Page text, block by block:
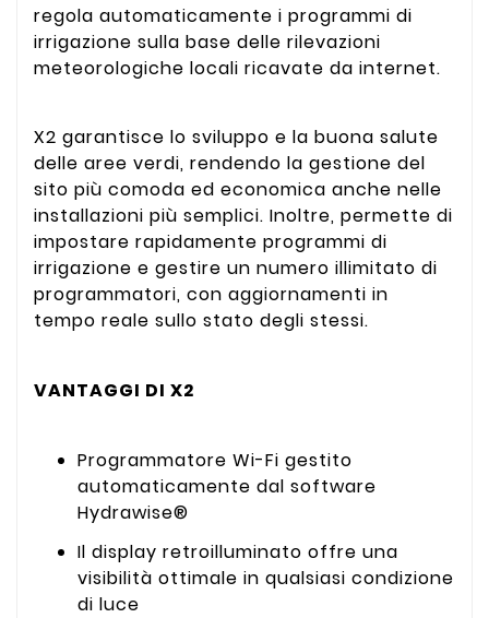
regola automaticamente i programmi di
irrigazione sulla base delle rilevazioni
meteorologiche locali ricavate da internet.
X2 garantisce lo sviluppo e la buona salute
delle aree verdi, rendendo la gestione del
sito più comoda ed economica anche nelle
installazioni più semplici. Inoltre, permette di
impostare rapidamente programmi di
irrigazione e gestire un numero illimitato di
programmatori, con aggiornamenti in
tempo reale sullo stato degli stessi.
VANTAGGI DI X2
Programmatore Wi-Fi gestito
automaticamente dal software
Hydrawise®
Il display retroilluminato offre una
visibilità ottimale in qualsiasi condizione
di luce